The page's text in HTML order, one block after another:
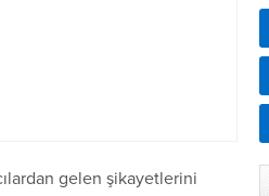
gelen şikayetlerini